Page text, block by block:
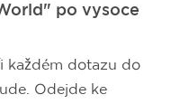
po vysoce
každém dotazu do
Odejde ke